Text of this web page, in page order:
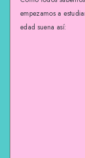
empezamos a
edad suena así: